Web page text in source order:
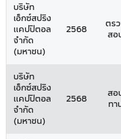
บริษัท
เอ็กซ์สปริง
แคปปิตอล
จำกัด
(มหาชน)
2568
ตร
สอ
บริษัท
เอ็กซ์สปริง
แคปปิตอล
จำกัด
(มหาชน)
2568
สอ
ทา